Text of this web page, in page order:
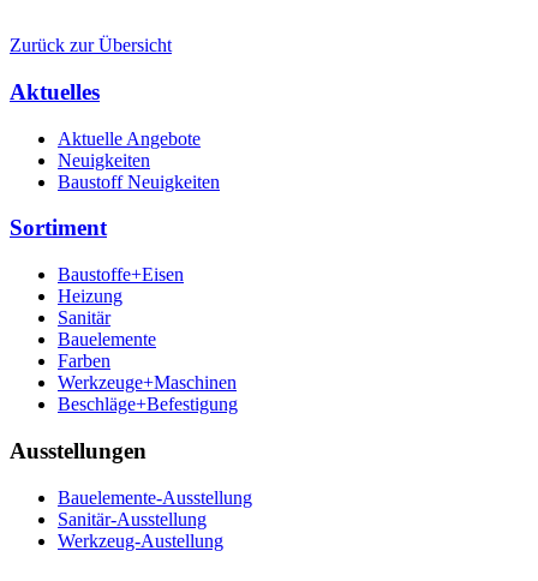
Zurück zur Übersicht
Aktuelles
Aktuelle Angebote
Neuigkeiten
Baustoff Neuigkeiten
Sortiment
Baustoffe+Eisen
Heizung
Sanitär
Bauelemente
Farben
Werkzeuge+Maschinen
Beschläge+Befestigung
Ausstellungen
Bauelemente-Ausstellung
Sanitär-Ausstellung
Werkzeug-Austellung